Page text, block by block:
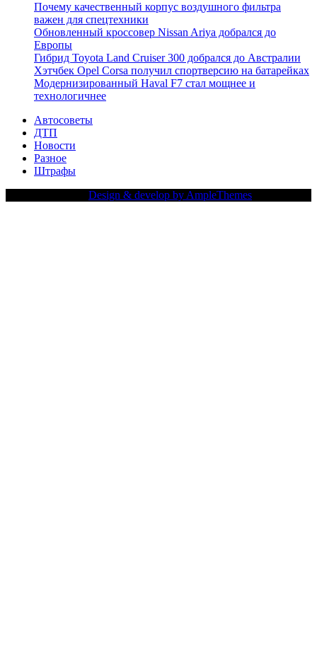
Почему качественный корпус воздушного фильтра
важен для спецтехники
Обновленный кроссовер Nissan Ariya добрался до
Европы
Гибрид Toyota Land Cruiser 300 добрался до Австралии
Хэтчбек Opel Corsa получил спортверсию на батарейках
Модернизированный Haval F7 стал мощнее и
технологичнее
Автосоветы
ДТП
Новости
Разное
Штрафы
Design & develop by AmpleThemes